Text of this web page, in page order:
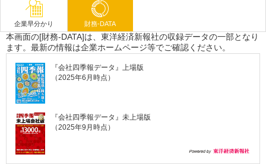
企業早分かり 財務-DATA
本画面の[財務-DATA]は、東洋経済新報社の収録データの一部となり
ます。最新の情報は企業ホームページ等でご確認ください。
『会社四季報データ』上場版
（2025年6月時点）
『会社四季報データ』未上場版
（2025年9月時点）